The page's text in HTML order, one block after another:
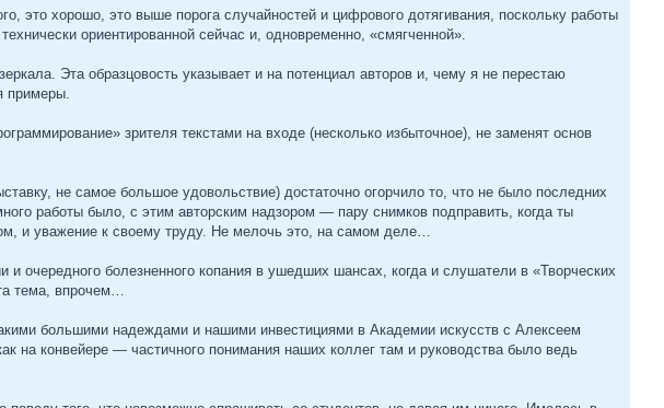
это хорошо, это выше порога случайностей и цифрового дотягивания, поскольку работы
ориентированной сейчас и, одновременно, «смягченной».
Эта образцовость указывает и на потенциал авторов и, чему я не перестаю
примеры.
зрителя текстами на входе (несколько избыточное), не заменят основ
не самое большое удовольствие) достаточно огорчило то, что не было последних
работы было, с этим авторским надзором — пару снимков подправить, когда ты
и уважение к своему труду. Не мелочь это, на самом деле…
очередного болезненного копания в ушедших шансах, когда и слушатели в «Творческих
тема, впрочем…
большими надеждами и нашими инвестициями в Академии искусств с Алексеем
на конвейере — частичного понимания наших коллег там и руководства было ведь